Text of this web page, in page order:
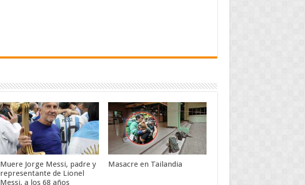
Muere Jorge Messi, padre y
representante de Lionel
Messi, a los 68 años
Masacre en Tailandia